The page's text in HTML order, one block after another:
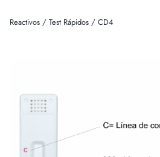
Reactivos / Test Rápidos / CD4